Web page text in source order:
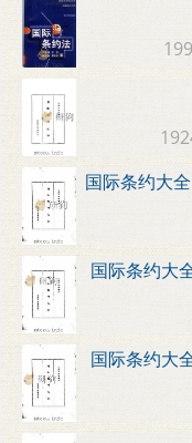
国际条约大
国际条约大
国际条约大